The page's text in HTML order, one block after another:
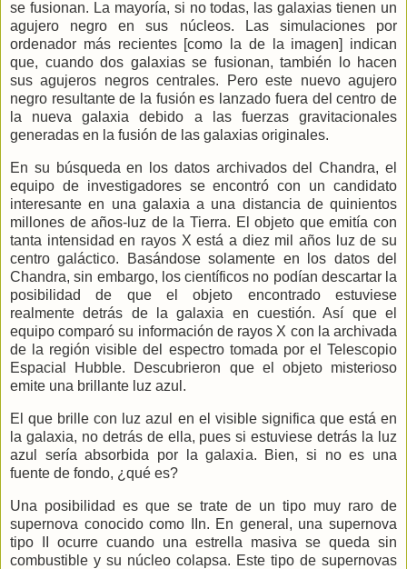
se fusionan. La mayoría, si no todas, las galaxias tienen un
agujero negro en sus núcleos. Las simulaciones por
ordenador más recientes [como la de la imagen] indican
que, cuando dos galaxias se fusionan, también lo hacen
sus agujeros negros centrales. Pero este nuevo agujero
negro resultante de la fusión es lanzado fuera del centro de
la nueva galaxia debido a las fuerzas gravitacionales
generadas en la fusión de las galaxias originales.
En su búsqueda en los datos archivados del Chandra, el
equipo de investigadores se encontró con un candidato
interesante en una galaxia a una distancia de quinientos
millones de años-luz de la Tierra. El objeto que emitía con
tanta intensidad en rayos X está a diez mil años luz de su
centro galáctico. Basándose solamente en los datos del
Chandra, sin embargo, los científicos no podían descartar la
posibilidad de que el objeto encontrado estuviese
realmente detrás de la galaxia en cuestión. Así que el
equipo comparó su información de rayos X con la archivada
de la región visible del espectro tomada por el Telescopio
Espacial Hubble. Descubrieron que el objeto misterioso
emite una brillante luz azul.
El que brille con luz azul en el visible significa que está en
la galaxia, no detrás de ella, pues si estuviese detrás la luz
azul sería absorbida por la galaxia. Bien, si no es una
fuente de fondo, ¿qué es?
Una posibilidad es que se trate de un tipo muy raro de
supernova conocido como IIn. En general, una supernova
tipo II ocurre cuando una estrella masiva se queda sin
combustible y su núcleo colapsa. Este tipo de supernovas